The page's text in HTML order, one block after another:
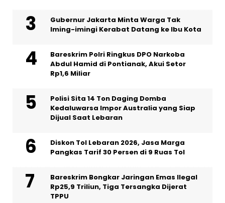
Gubernur Jakarta Minta Warga Tak
Iming-imingi Kerabat Datang ke Ibu Kota
Bareskrim Polri Ringkus DPO Narkoba
Abdul Hamid di Pontianak, Akui Setor
Rp1,6 Miliar
Polisi Sita 14 Ton Daging Domba
Kedaluwarsa Impor Australia yang Siap
Dijual Saat Lebaran
Diskon Tol Lebaran 2026, Jasa Marga
Pangkas Tarif 30 Persen di 9 Ruas Tol
Bareskrim Bongkar Jaringan Emas Ilegal
Rp25,9 Triliun, Tiga Tersangka Dijerat
TPPU